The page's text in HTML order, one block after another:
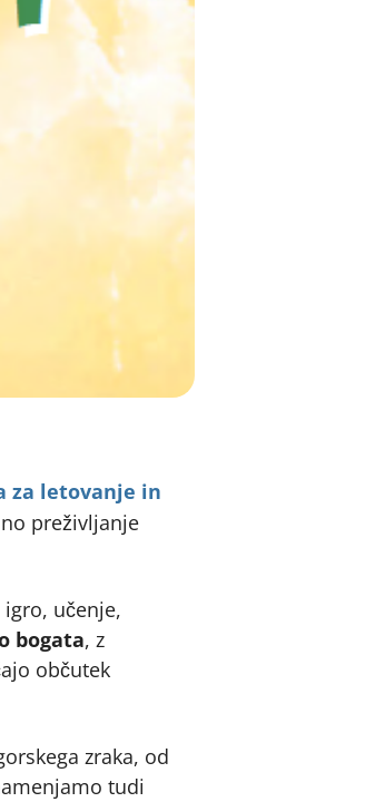
za letovanje in
preživljanje
učenje,
bogata, z
občutek
zraka, od
tudi